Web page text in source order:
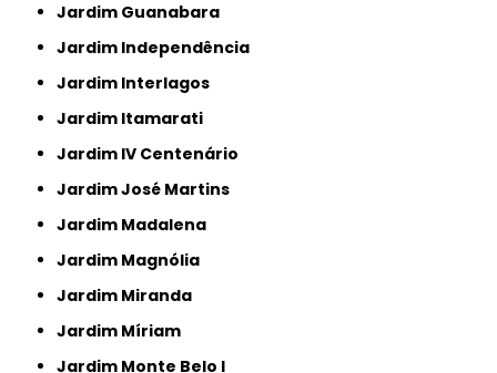
Jardim Guanabara
Jardim Independência
Jardim Interlagos
Jardim Itamarati
Jardim IV Centenário
Jardim José Martins
Jardim Madalena
Jardim Magnólia
Jardim Miranda
Jardim Míriam
Jardim Monte Belo I